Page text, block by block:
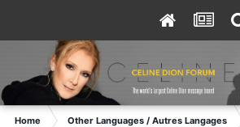
Home Other Languages / Autres Langages